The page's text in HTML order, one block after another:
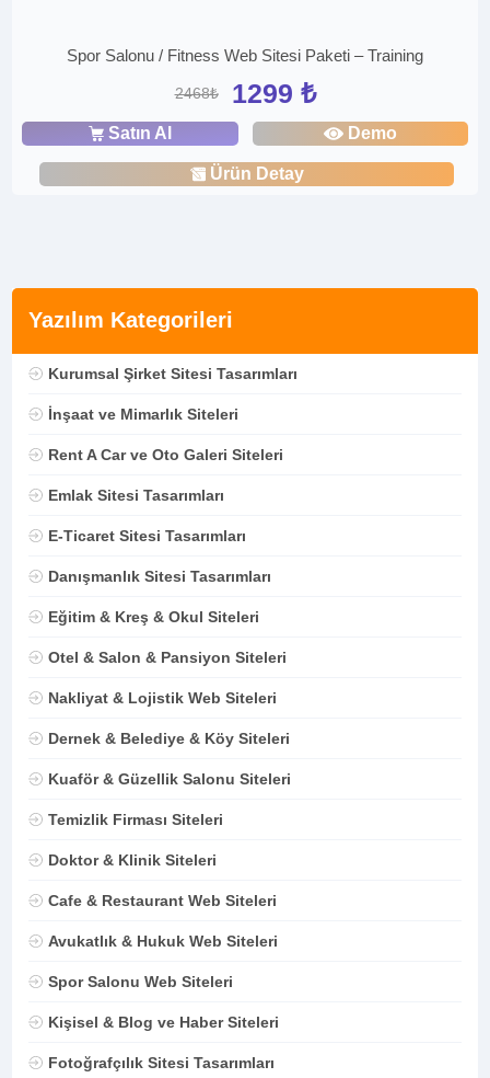
Yazılım Kategorileri
Kurumsal Şirket Sitesi Tasarımları
İnşaat ve Mimarlık Siteleri
Rent A Car ve Oto Galeri Siteleri
Emlak Sitesi Tasarımları
E-Ticaret Sitesi Tasarımları
Danışmanlık Sitesi Tasarımları
Eğitim & Kreş & Okul Siteleri
Otel & Salon & Pansiyon Siteleri
Nakliyat & Lojistik Web Siteleri
Dernek & Belediye & Köy Siteleri
Kuaför & Güzellik Salonu Siteleri
Temizlik Firması Siteleri
Doktor & Klinik Siteleri
Cafe & Restaurant Web Siteleri
Avukatlık & Hukuk Web Siteleri
Spor Salonu Web Siteleri
Kişisel & Blog ve Haber Siteleri
Fotoğrafçılık Sitesi Tasarımları
Spor Salonu / Fitness Web Sitesi Paketi – Training
2468₺ 1299 ₺
Satın Al Demo
Ürün Detay